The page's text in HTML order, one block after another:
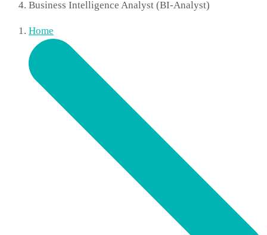
Business Intelligence Analyst (BI-Analyst)
Home